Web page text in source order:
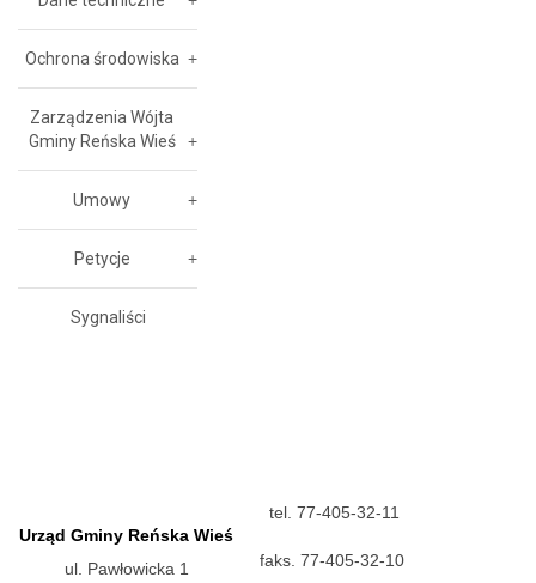
Ochrona środowiska
Zarządzenia Wójta
Gminy Reńska Wieś
Umowy
Petycje
Sygnaliści
Urząd Gminy Reńska Wieś
ul. Pawłowicka 1
tel. 77-405-32-11
faks. 77-405-32-10